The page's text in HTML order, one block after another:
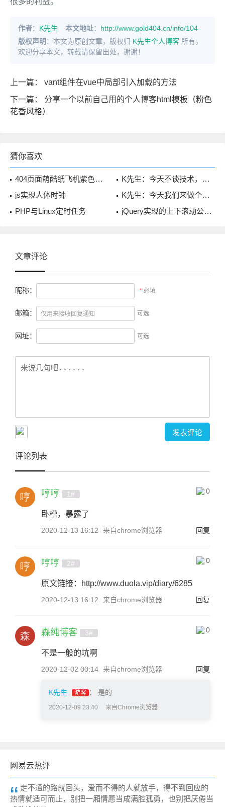
作者： K先生 本文地址： http://www.gold404.cn/info/104
版权声明 ：本文为原创文章，版权归 K先生个人博客 所有，
欢迎分享本文，转载请保留出处，谢谢！
上一篇： vant组件在vue中局部引入加载的方法
下一篇： 分享一个以前自己用的个人博客html模板（粉色
花香风格）
猜你喜欢
404页面萌酷纸飞机紫色星空背景
K先生：今天不谈技术，来聊聊心情
js实现人体时钟
K先生：今天我们来做个约定吧
PHP与Linux定时任务
jQuery实现的上下滚动公告栏
文章评论
昵称： * 必填
邮箱： 可选
网址： 可选
评论列表
哼哼 1# 0
卧槽，暴露了
2020-12-13 16:12 来自chrome浏览器 回复
哼哼 2# 0
原文链接：http://www.duola.vip/diary/6285
2020-12-13 16:12 来自chrome浏览器 回复
森纯博客 3# 0
不是一般的坑啊
2020-12-02 00:14 来自chrome浏览器 回复
K先生 游客 ： 是的
2020-12-09 23:40 来自Chrome浏览器
网易云热评
走不通的路就回头，爱而不得的人就放手，得不到回应的
热情就适可而止，别把一厢情愿当成满腔孤勇，也别把厌倦当